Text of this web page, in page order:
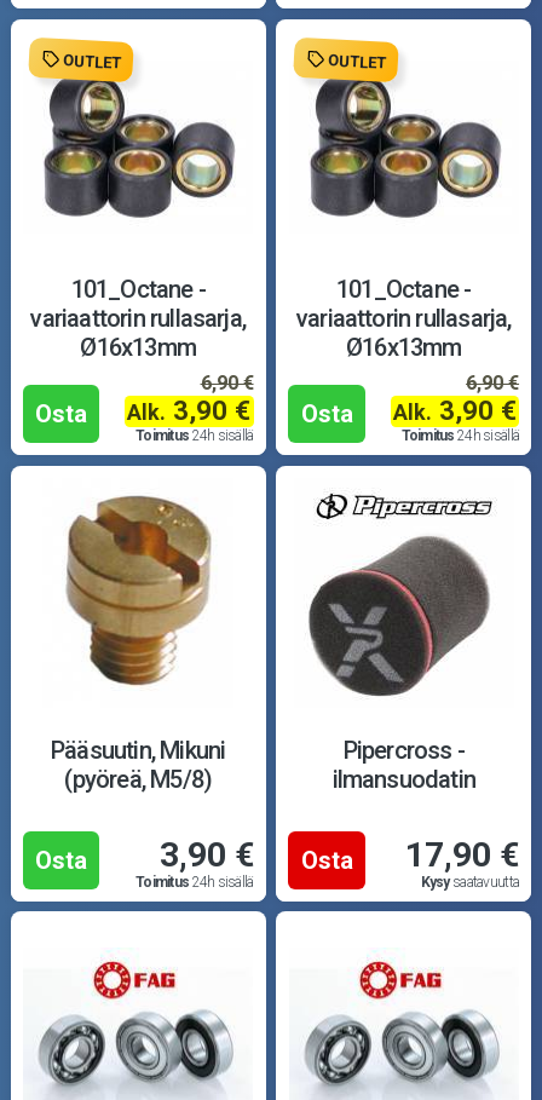
OUTLET
101_Octane -
variaattorin rullasarja,
Ø16x13mm
Osta
6,90 €
Alk. 3,90 €
Toimitus 24h sisällä
OUTLET
101_Octane -
variaattorin rullasarja,
Ø16x13mm
Osta
6,90 €
Alk. 3,90 €
Toimitus 24h sisällä
Pääsuutin, Mikuni
(pyöreä, M5/8)
Osta 3,90 €
Toimitus 24h sisällä
Pipercross -
ilmansuodatin
Osta 17,90 €
Kysysaatavuutta